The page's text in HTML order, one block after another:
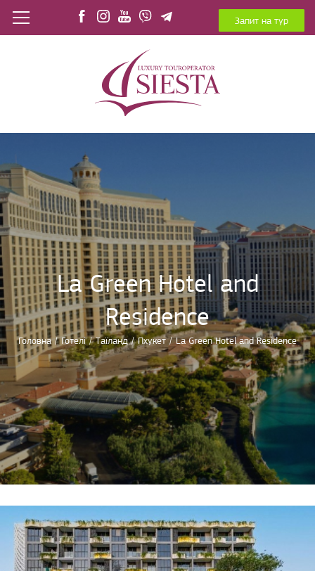
Запит на тур
La Green Hotel and
Residence
Головна / Готелі / Таїланд / Пхукет / La Green Hotel and Residence